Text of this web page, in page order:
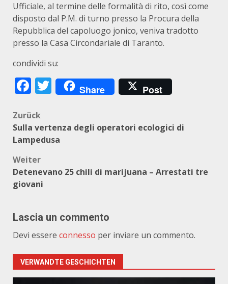
Ufficiale, al termine delle formalità di rito, così come
disposto dal P.M. di turno presso la Procura della
Repubblica del capoluogo jonico, veniva tradotto
presso la Casa Circondariale di Taranto.
condividi su:
Facebook
Twitter
Share Post
Beitragsnavigation
Zurück
Sulla vertenza degli operatori ecologici di
Lampedusa
Weiter
Detenevano 25 chili di marijuana – Arrestati tre
giovani
Lascia un commento
Devi essere connesso per inviare un commento.
VERWANDTE GESCHICHTEN